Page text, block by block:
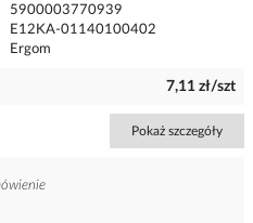
5900003770939
E12KA-01140100402
Ergom
7,11 zł/szt
Pokaż szczegóły